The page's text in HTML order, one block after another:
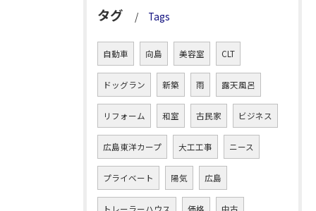
タグ Tags
自動車 向島 美容室 CLT
ドッグラン 新築 雨 露天風呂
リフォーム 和室 古民家 ビジネス
広島東洋カープ 大工工事 ニース
プライベート 陽気 広島